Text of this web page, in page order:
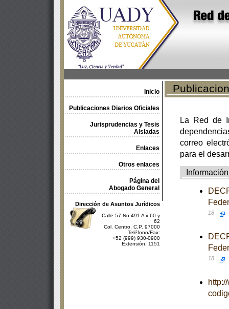
Inicio
Publicaciones Diarios Oficiales
Jurisprudencias y Tesis
Aisladas
Enlaces
Otros enlaces
Página del
Abogado General
Dirección de Asuntos Jurídicos
Calle 57 No 491 A x 60 y
62
Col. Centro, C.P. 97000
Teléfono/Fax:
+52 (999) 930-0900
Extensión: 1151
La Red de
correo
para el
Información
18
18